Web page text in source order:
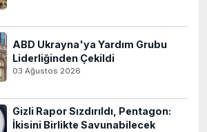
ABD Ukrayna'ya Yardım Grubu
Liderliğinden Çekildi
03 Ağustos 2026
Gizli Rapor Sızdırıldı, Pentagon:
İkisini Birlikte Savunabilecek